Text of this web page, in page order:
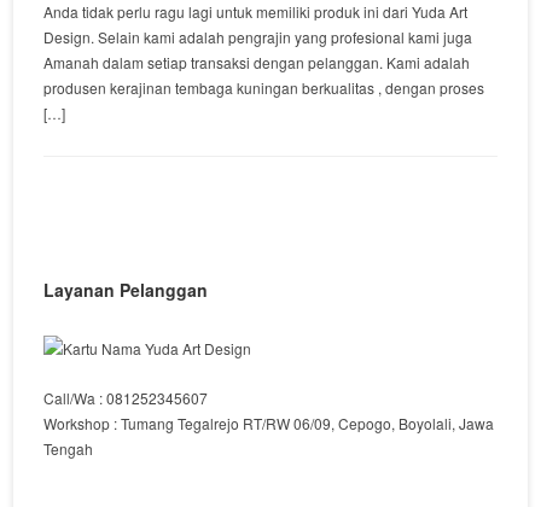
Anda tidak perlu ragu lagi untuk memiliki produk ini dari Yuda Art
Design. Selain kami adalah pengrajin yang profesional kami juga
Amanah dalam setiap transaksi dengan pelanggan. Kami adalah
produsen kerajinan tembaga kuningan berkualitas , dengan proses
[…]
Layanan Pelanggan
Call/Wa : 081252345607
Workshop : Tumang Tegalrejo RT/RW 06/09, Cepogo, Boyolali, Jawa
Tengah